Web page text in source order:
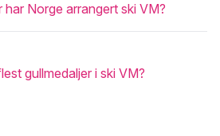
Norge arrangert ski VM?
gullmedaljer i ski VM?